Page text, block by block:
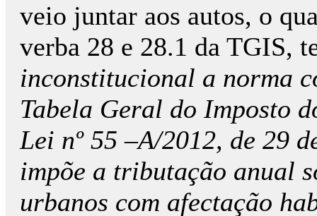
veio juntar aos autos, o
verba 28 e 28.1 da TGIS,
inconstitucional a norma
Tabela Geral do Imposto
Lei nº 55 –A/2012, de 29
impõe a tributação anual
urbanos com afectação